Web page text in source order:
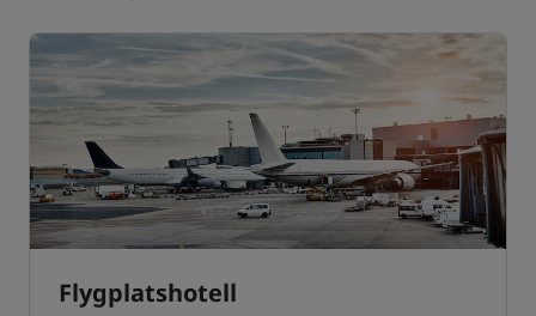
Flygplatshotell